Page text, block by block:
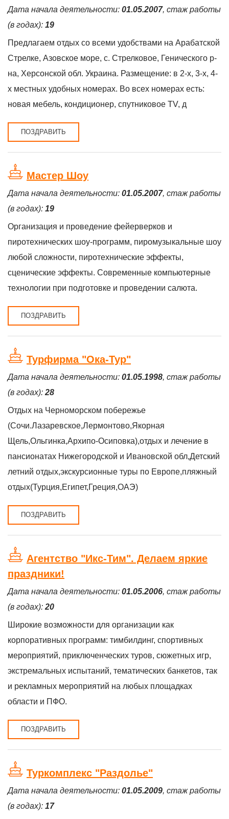
Дата начала деятельности: 01.05.2007, стаж работы
(в годах): 19
Предлагаем отдых со всеми удобствами на Арабатской
Стрелке, Азовское море, с. Стрелковое, Генического р-
на, Херсонской обл. Украина. Размещение: в 2-х, 3-х, 4-
х местных удобных номерах. Во всех номерах есть:
новая мебель, кондиционер, спутниковое TV, д
ПОЗДРАВИТЬ
Мастер Шоу
Дата начала деятельности: 01.05.2007, стаж работы
(в годах): 19
Организация и проведение фейерверков и
пиротехнических шоу-программ, пиромузыкальные шоу
любой сложности, пиротехнические эффекты,
сценические эффекты. Современные компьютерные
технологии при подготовке и проведении салюта.
ПОЗДРАВИТЬ
Турфирма "Ока-Тур"
Дата начала деятельности: 01.05.1998, стаж работы
(в годах): 28
Отдых на Черноморском побережье
(Сочи.Лазаревское,Лермонтово,Якорная
Щель,Ольгинка,Архипо-Осиповка),отдых и лечение в
пансионатах Нижегородской и Ивановской обл,Детский
летний отдых,экскурсионные туры по Европе,пляжный
отдых(Турция,Египет,Греция,ОАЭ)
ПОЗДРАВИТЬ
Агентство "Икс-Тим". Делаем яркие
праздники!
Дата начала деятельности: 01.05.2006, стаж работы
(в годах): 20
Широкие возможности для организации как
корпоративных программ: тимбилдинг, спортивных
мероприятий, приключенческих туров, сюжетных игр,
экстремальных испытаний, тематических банкетов, так
и рекламных мероприятий на любых площадках
области и ПФО.
ПОЗДРАВИТЬ
Туркомплекс "Раздолье"
Дата начала деятельности: 01.05.2009, стаж работы
(в годах): 17